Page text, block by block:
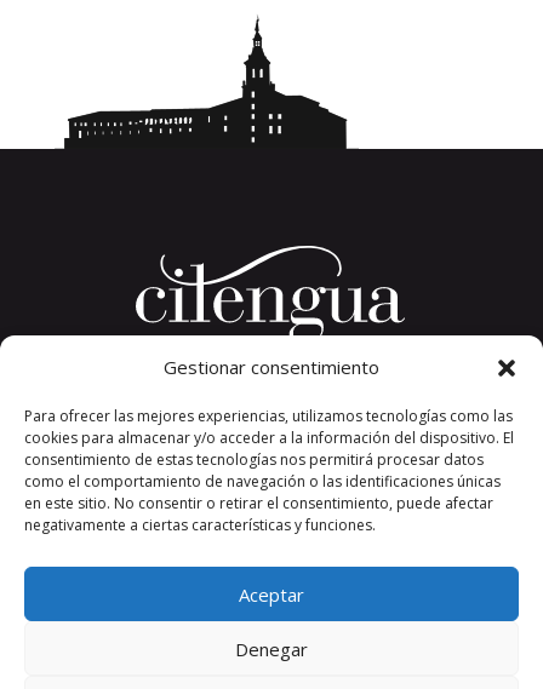
Gestionar consentimiento
Para ofrecer las mejores experiencias, utilizamos tecnologías como las
cookies para almacenar y/o acceder a la información del dispositivo. El
consentimiento de estas tecnologías nos permitirá procesar datos
como el comportamiento de navegación o las identificaciones únicas
en este sitio. No consentir o retirar el consentimiento, puede afectar
negativamente a ciertas características y funciones.
Aceptar
Denegar
26326 San Millán de la Cogolla
La Rioja. España.
Teléfono: +34 941 373 389
cilengua@cilengua.es